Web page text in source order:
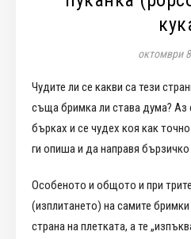
октомври
Чудите ли се какви са тези
съща бримка ли става дума?
бърках и се чудех коя как
ги опиша и да направя
Особеното и общото и при
(изплитането) на самите
страна на плетката, а те